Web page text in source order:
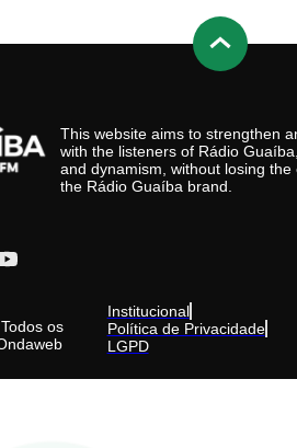
This website aims to strengthen
with the listeners of Rádio
and dynamism, without losing
the Rádio Guaíba brand.
os
Institucional
Política de Privacidade
LGPD